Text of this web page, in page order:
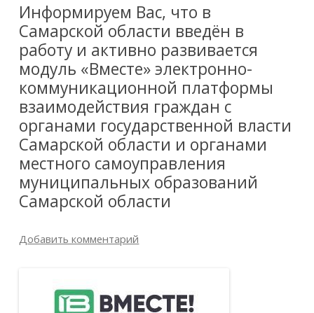
Информируем Вас, что в
Самарской области введён в
работу и активно развивается
модуль «Вместе» электронно-
коммуникационной платформы
взаимодействия граждан с
органами государственной власти
Самарской области и органами
местного самоуправления
муниципальных образований
Самарской области
Добавить комментарий